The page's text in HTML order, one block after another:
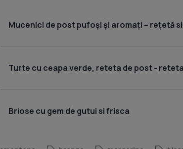
Mucenici de post pufoși și aromați – rețetă
Turte cu ceapa verde, reteta de post -
Briose cu gem de gutui si frisca